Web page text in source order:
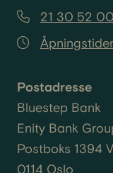
21 30 52 00
Åpningstider
Postadresse
Bluestep Bank
Enity Bank
Postboks 1394